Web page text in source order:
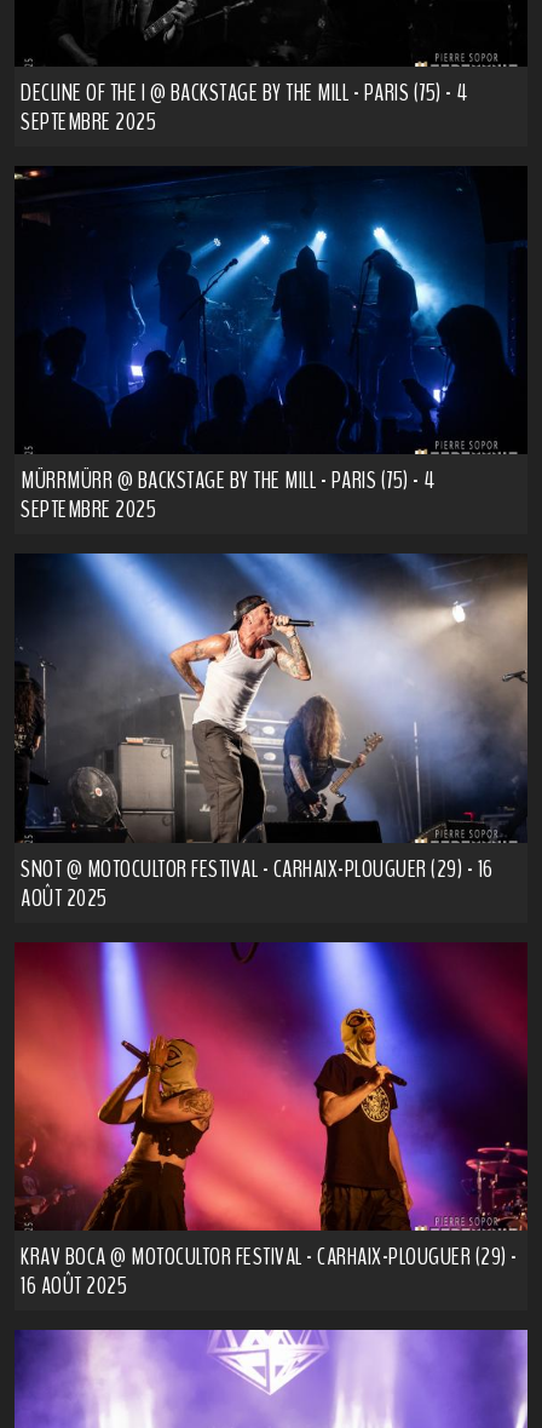
DECLINE OF THE I @ BACKSTAGE BY THE MILL - PARIS (75) - 4
SEPTEMBRE 2025
MÜRRMÜRR @ BACKSTAGE BY THE MILL - PARIS (75) - 4
SEPTEMBRE 2025
SNOT @ MOTOCULTOR FESTIVAL - CARHAIX-PLOUGUER (29) - 16
AOÛT 2025
KRAV BOCA @ MOTOCULTOR FESTIVAL - CARHAIX-PLOUGUER (29) -
16 AOÛT 2025